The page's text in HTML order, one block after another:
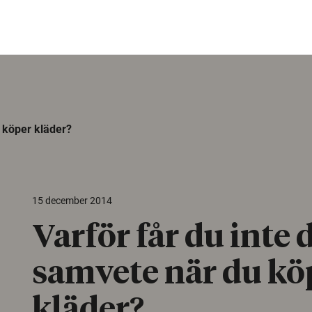
kläder?
15 december 2014
Varför får du inte
samvete när du